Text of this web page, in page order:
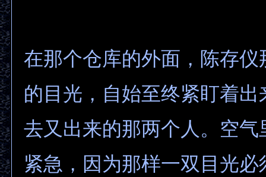
在那个仓库的外面，陈存仪
的目光，自始至终紧盯着出
去又出来的那两个人。空气
紧急，因为那样一双目光